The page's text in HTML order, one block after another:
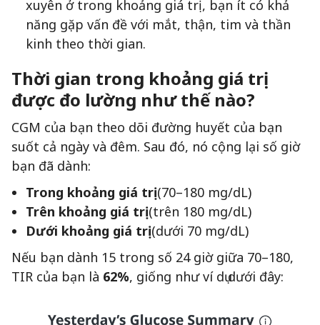
xuyên ở trong khoảng giá trị, bạn ít có khả
năng gặp vấn đề với mắt, thận, tim và thần
kinh theo thời gian.
Thời gian trong khoảng giá trị
được đo lường như thế nào?
CGM của bạn theo dõi đường huyết của bạn
suốt cả ngày và đêm. Sau đó, nó cộng lại số giờ
bạn đã dành:
Trong khoảng giá trị(70–180 mg/dL)
Trên khoảng giá trị(trên 180 mg/dL)
Dưới khoảng giá trị(dưới 70 mg/dL)
Nếu bạn dành 15 trong số 24 giờ giữa 70–180,
TIR của bạn là 62%, giống như ví dụ dưới đây: